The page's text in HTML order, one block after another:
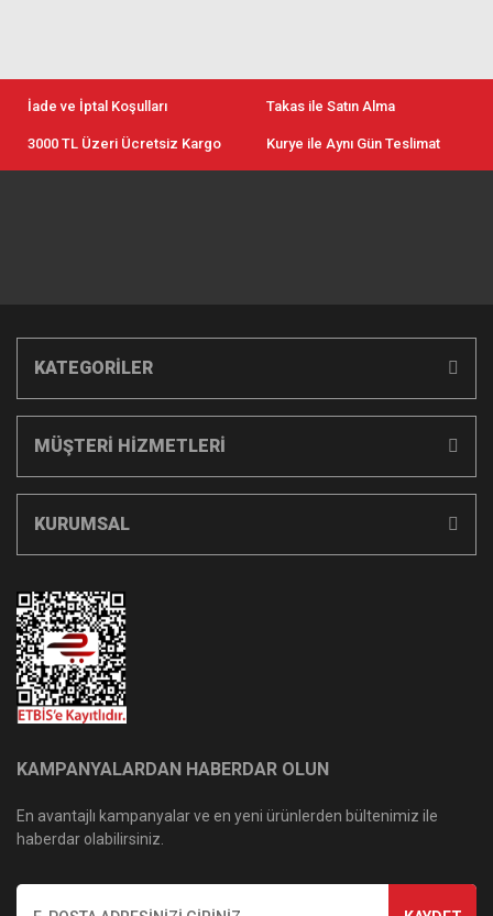
İade ve İptal Koşulları Takas ile Satın Alma
3000 TL Üzeri Ücretsiz Kargo Kurye ile Aynı Gün Teslimat
KATEGORİLER
MÜŞTERİ HİZMETLERİ
KURUMSAL
KAMPANYALARDAN HABERDAR OLUN
En avantajlı kampanyalar ve en yeni ürünlerden bültenimiz ile
haberdar olabilirsiniz.